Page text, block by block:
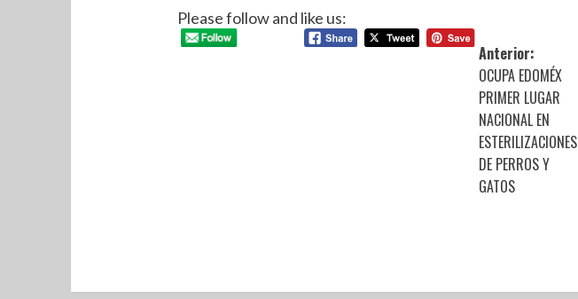
Please follow and like us:
Anterior:
OCUPA EDOMÉX
PRIMER LUGAR
NACIONAL EN
ESTERILIZACIONES
DE PERROS Y
GATOS